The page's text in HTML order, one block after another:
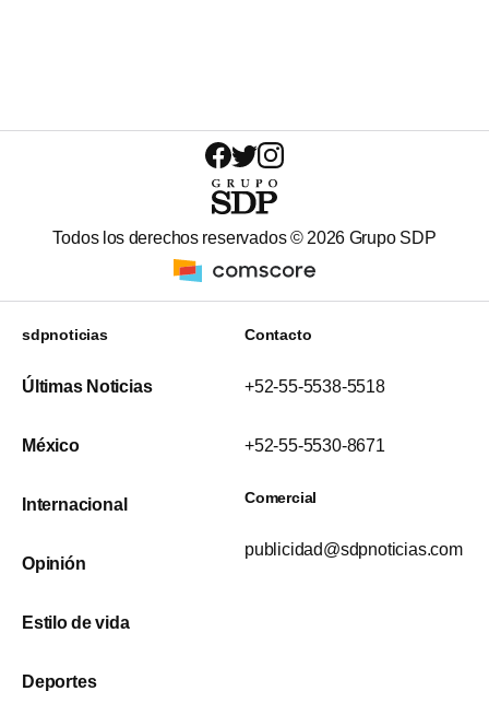
Todos los derechos reservados ©2026 Grupo SDP
sdpnoticias
Últimas Noticias
México
Internacional
Opinión
Estilo de vida
Deportes
Contacto
+52-55-5538-5518
+52-55-5530-8671
Comercial
publicidad@sdpnoticias.com